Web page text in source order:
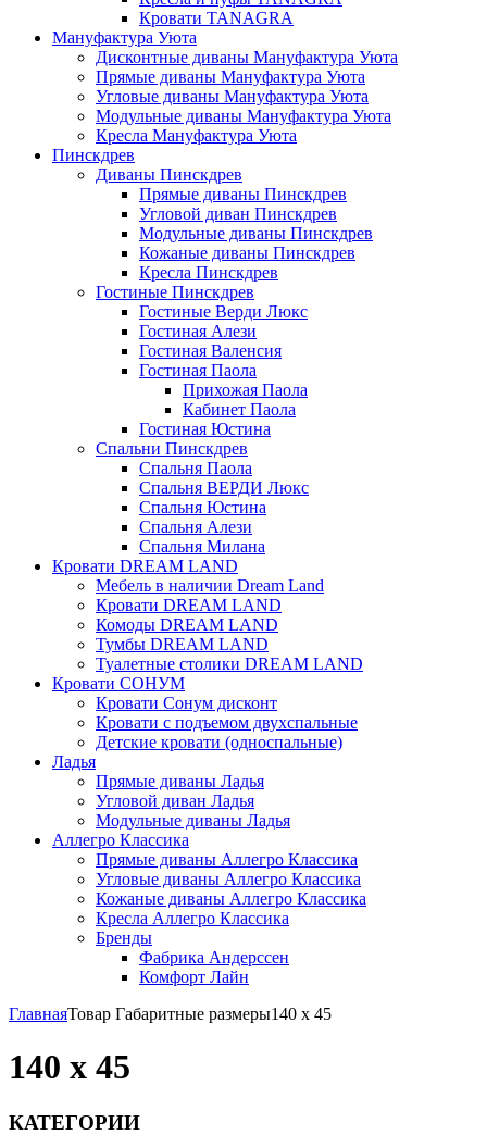
Кровати TANAGRA
Мануфактура Уюта
Дисконтные диваны Мануфактура Уюта
Прямые диваны Мануфактура Уюта
Угловые диваны Мануфактура Уюта
Модульные диваны Мануфактура Уюта
Кресла Мануфактура Уюта
Пинскдрев
Диваны Пинскдрев
Прямые диваны Пинскдрев
Угловой диван Пинскдрев
Модульные диваны Пинскдрев
Кожаные диваны Пинскдрев
Кресла Пинскдрев
Гостиные Пинскдрев
Гостиные Верди Люкс
Гостиная Алези
Гостиная Валенсия
Гостиная Паола
Прихожая Паола
Кабинет Паола
Гостиная Юстина
Спальни Пинскдрев
Спальня Паола
Спальня ВЕРДИ Люкс
Спальня Юстина
Спальня Алези
Спальня Милана
Кровати DREAM LAND
Мебель в наличии Dream Land
Кровати DREAM LAND
Комоды DREAM LAND
Тумбы DREAM LAND
Туалетные столики DREAM LAND
Кровати СОНУМ
Кровати Сонум дисконт
Кровати с подъемом двухспальные
Детские кровати (односпальные)
Ладья
Прямые диваны Ладья
Угловой диван Ладья
Модульные диваны Ладья
Аллегро Классика
Прямые диваны Аллегро Классика
Угловые диваны Аллегро Классика
Кожаные диваны Аллегро Классика
Кресла Аллегро Классика
Бренды
Фабрика Андерссен
Комфорт Лайн
ГлавнаяТовар Габаритные размеры140 х 45
140 х 45
КАТЕГОРИИ